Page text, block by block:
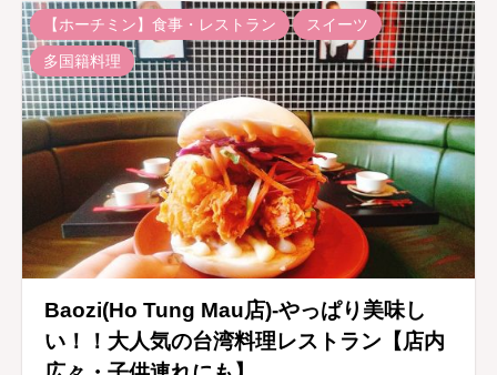
【ホーチミン】食事・レストラン
スイーツ
多国籍料理
Baozi(Ho Tung Mau店)-やっぱり美味し
い！！大人気の台湾料理レストラン【店内